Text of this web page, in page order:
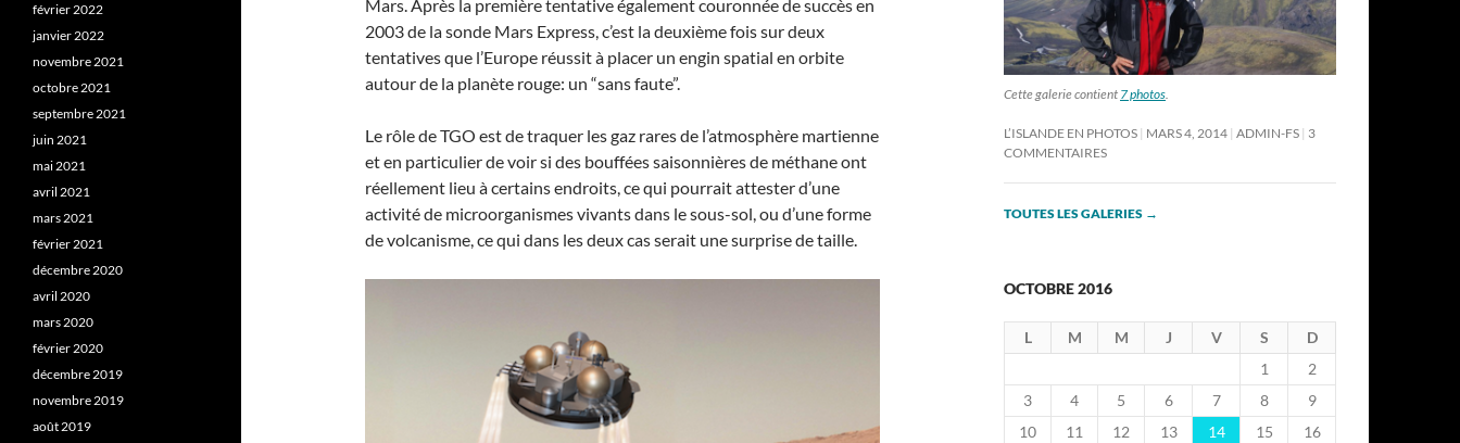
Mars. Après la première tentative également couronnée de succès en
2003 de la sonde Mars Express, c’est la deuxième fois sur deux
tentatives que l’Europe réussit à placer un engin spatial en orbite
autour de la planète rouge: un “sans faute”.
Le rôle de TGO est de traquer les gaz rares de l’atmosphère martienne
et en particulier de voir si des bouffées saisonnières de méthane ont
réellement lieu à certains endroits, ce qui pourrait attester d’une
activité de microorganismes vivants dans le sous-sol, ou d’une forme
de volcanisme, ce qui dans les deux cas serait une surprise de taille.
Cette galerie contient 7 photos.
L’ISLANDE EN PHOTOS MARS 4, 2014 ADMIN-FS 3
COMMENTAIRES
TOUTES LES GALERIES →
OCTOBRE 2016
L M M J V S
D
1
2
3
4 5 6 7 8
9
10
11 12 13 14 15
16
février 2022
janvier 2022
novembre 2021
octobre 2021
septembre 2021
juin 2021
mai 2021
avril 2021
mars 2021
février 2021
décembre 2020
avril 2020
mars 2020
février 2020
décembre 2019
novembre 2019
août 2019